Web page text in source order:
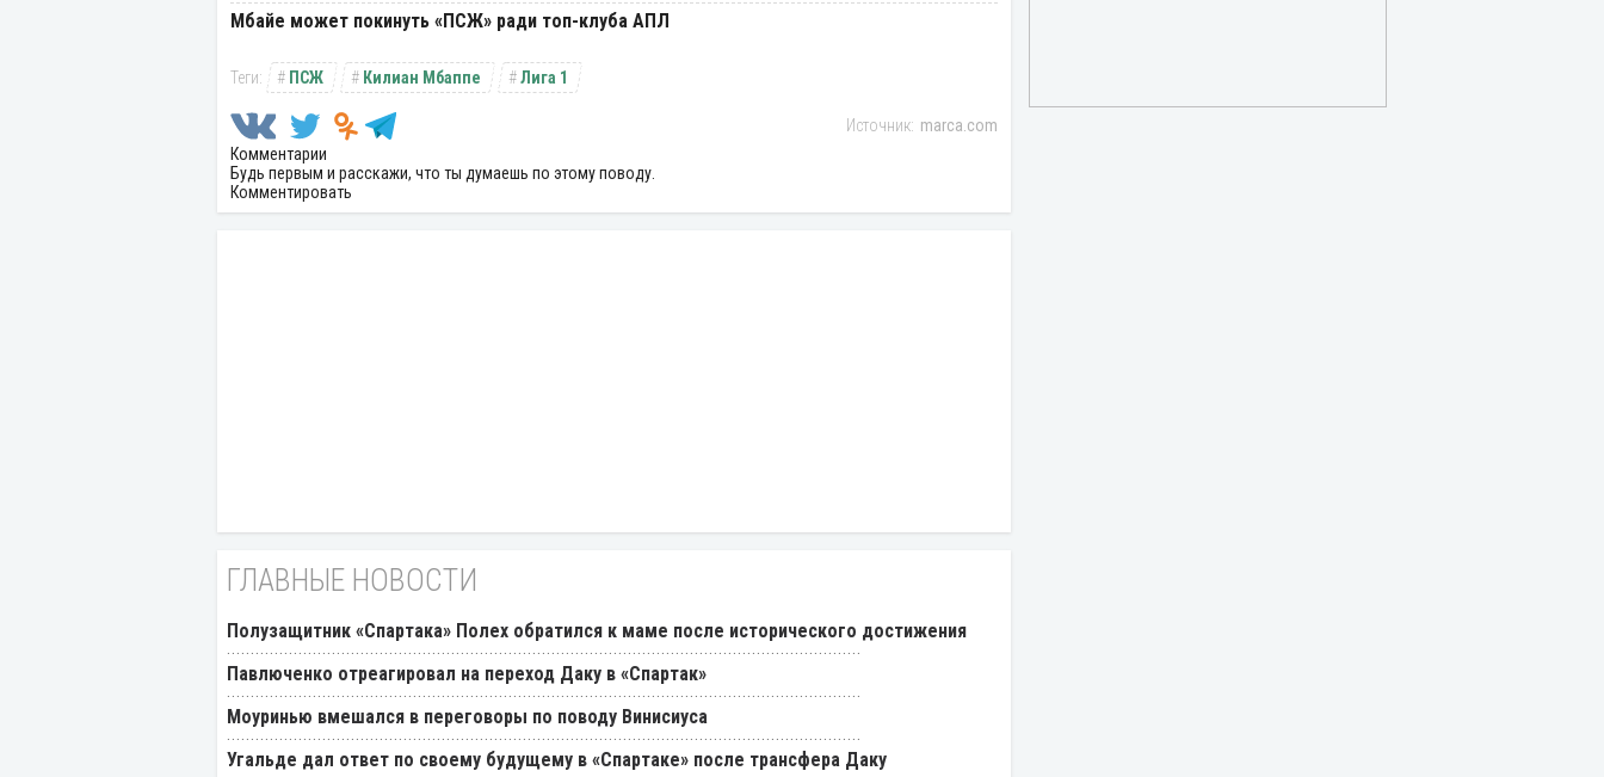
Мбайе может покинуть «ПСЖ» ради топ-клуба АПЛ
ПСЖ Килиан Мбаппе Лига 1
marca.com
Комментарии
Будь первым и расскажи, что ты думаешь по этому поводу.
Комментировать
ГЛАВНЫЕ НОВОСТИ
Полузащитник «Спартака» Полех обратился к маме после исторического достижения
Павлюченко отреагировал на переход Даку в «Спартак»
Моуринью вмешался в переговоры по поводу Винисиуса
Угальде дал ответ по своему будущему в «Спартаке» после трансфера Даку